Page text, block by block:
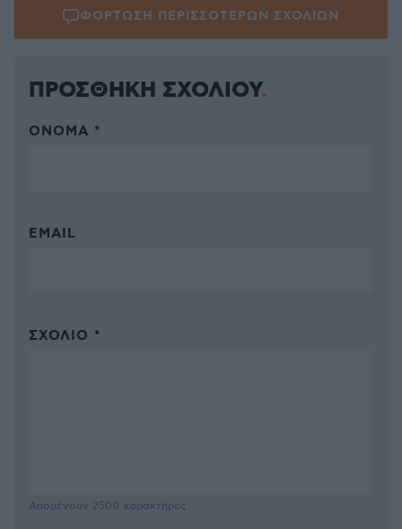
ΦΟΡΤΩΣΗ ΠΕΡΙΣΣΟΤΕΡΩΝ ΣΧΟΛΙΩΝ
ΠΡΟΣΘΗΚΗ ΣΧΟΛΙΟΥ
ΌΝΟΜΑ *
EMAIL
ΣΧΌΛΙΟ *
Απομένουν 2500 χαρακτήρες